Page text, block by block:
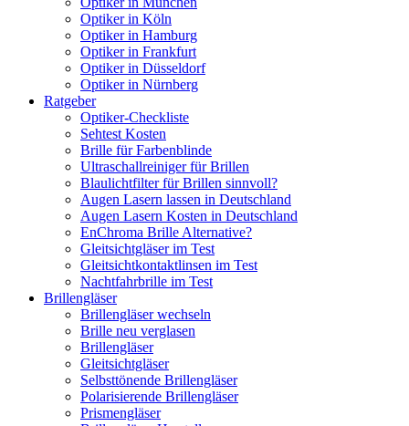
Optiker in Köln
Optiker in Hamburg
Optiker in Frankfurt
Optiker in Düsseldorf
Optiker in Nürnberg
Ratgeber
Optiker-Checkliste
Sehtest Kosten
Brille für Farbenblinde
Ultraschallreiniger für Brillen
Blaulichtfilter für Brillen sinnvoll?
Augen Lasern lassen in Deutschland
Augen Lasern Kosten in Deutschland
EnChroma Brille Alternative?
Gleitsichtgläser im Test
Gleitsichtkontaktlinsen im Test
Nachtfahrbrille im Test
Brillengläser
Brillengläser wechseln
Brille neu verglasen
Brillengläser
Gleitsichtgläser
Selbsttönende Brillengläser
Polarisierende Brillengläser
Prismengläser